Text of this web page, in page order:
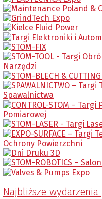
Najbliższe wydarzenia